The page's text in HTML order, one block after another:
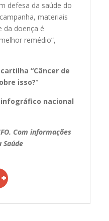
defesa da saúde do
materiais
da doença é
remédio”,
“Câncer de
isso?“
nacional
Com informações
Saúde